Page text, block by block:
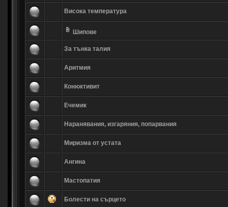
Висока температура
Шипове
За тънка талия
Аритмия
Конюктивит
Ечемик
Наранявания, изгаряния, попарвания
Миризма от устата
Ангина
Мастопатия
Болести на сърцето